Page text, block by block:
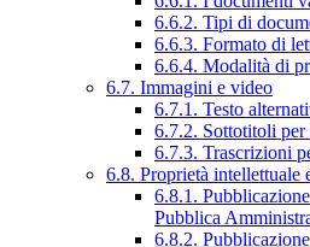
6.6.2. Tipi di
6.6.3. Formato di
6.6.4. Modalità di
6.7. Immagini e video
6.7.1. Testo
6.7.2. Sottotitoli
6.7.3. Trascrizioni
6.8. Proprietà intellettuale
6.8.1.
Pubblica
6.8.2.